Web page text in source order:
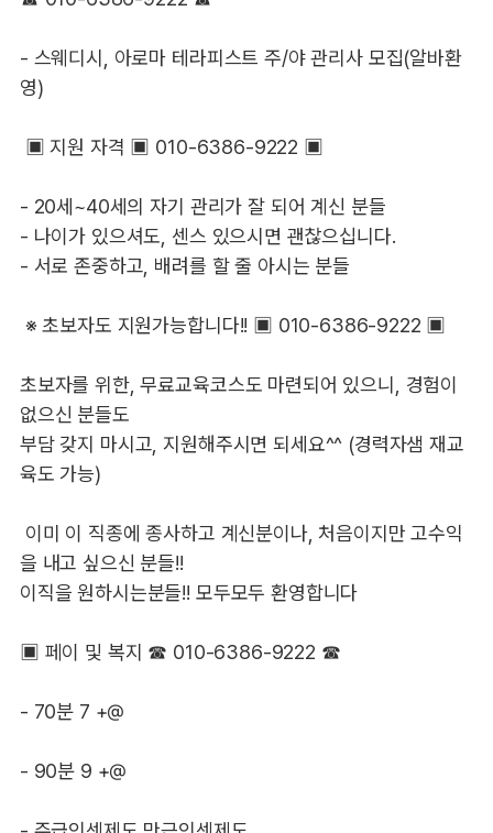
- 스웨디시, 아로마 테라피스트 주/야 관리사 모집(알바환
영)
▣ 지원 자격 ▣ 010-6386-9222 ▣
- 20세~40세의 자기 관리가 잘 되어 계신 분들
- 나이가 있으셔도, 센스 있으시면 괜찮으십니다.
- 서로 존중하고, 배려를 할 줄 아시는 분들
※ 초보자도 지원가능합니다!! ▣ 010-6386-9222 ▣
초보자를 위한, 무료교육코스도 마련되어 있으니, 경험이
없으신 분들도
부담 갖지 마시고, 지원해주시면 되세요^^ (경력자샘 재교
육도 가능)
이미 이 직종에 종사하고 계신분이나, 처음이지만 고수익
을 내고 싶으신 분들!!
이직을 원하시는분들!! 모두모두 환영합니다
▣ 페이 및 복지 ☎ 010-6386-9222 ☎
- 70분 7 +@
- 90분 9 +@